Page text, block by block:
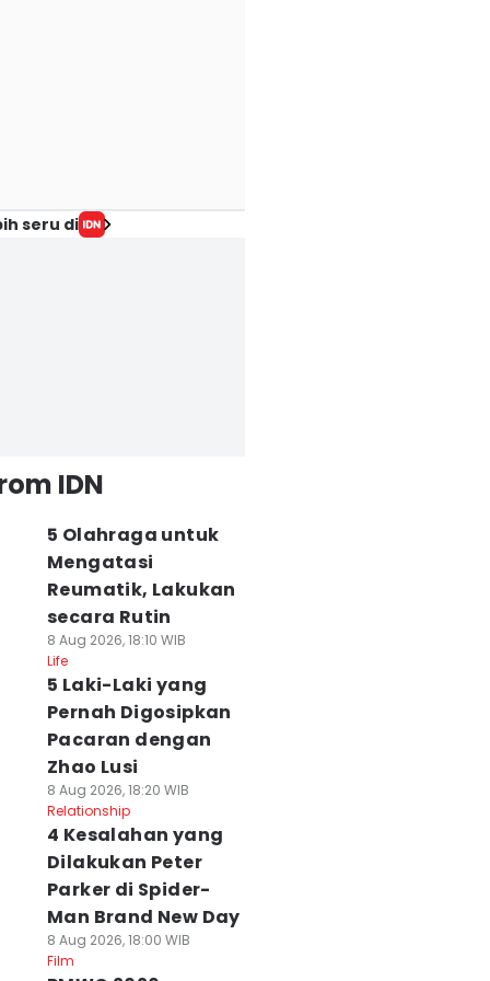
seru di
IDN
5 Olahraga untuk
Mengatasi
Reumatik, Lakukan
secara Rutin
8 Aug 2026, 18:10 WIB
Life
5 Laki-Laki yang
Pernah Digosipkan
Pacaran dengan
Zhao Lusi
8 Aug 2026, 18:20 WIB
Relationship
4 Kesalahan yang
Dilakukan Peter
Parker di Spider-
Man Brand New Day
8 Aug 2026, 18:00 WIB
Film